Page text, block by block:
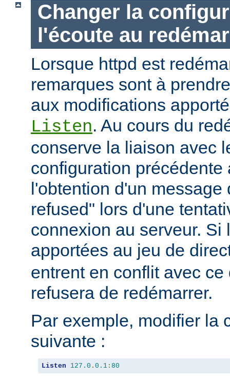
Changer la
l'écoute au
Lorsque httpd est
remarques sont à
aux modifications
Listen. Au cours du
conserve la liaison avec
configuration précédente
l'obtention d'un
refused" lors d'une
connexion au serveur. Si
apportées au jeu de
entrent en conflit avec
refusera de redémarrer.
Par exemple, modifier la
suivante :
Listen 127.0 . 0.1 : 80